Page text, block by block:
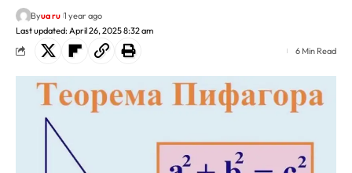
Last updated: April 26, 2025 8:32 am
Byua ru 1 year ago
6 Min Read